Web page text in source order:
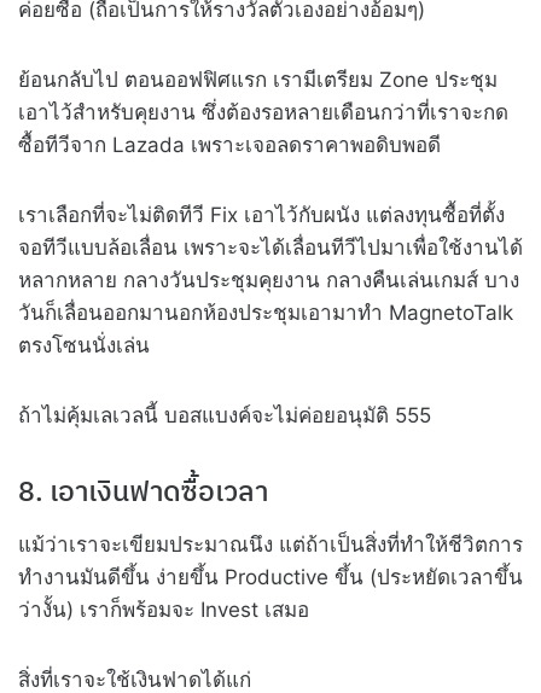
ค่อยซื้อ (ถือเป็นการให้รางวัลตัวเองอย่างอ้อมๆ)
ย้อนกลับไป ตอนออฟฟิศแรก เรามีเตรียม Zone ประชุม
เอาไว้สำหรับคุยงาน ซึ่งต้องรอหลายเดือนกว่าที่เราจะกด
ซื้อทีวีจาก Lazada เพราะเจอลดราคาพอดิบพอดี
เราเลือกที่จะไม่ติดทีวี Fix เอาไว้กับผนัง แต่ลงทุนซื้อที่ตั้ง
จอทีวีแบบล้อเลื่อน เพราะจะได้เลื่อนทีวีไปมาเพื่อใช้งานได้
หลากหลาย กลางวันประชุมคุยงาน กลางคืนเล่นเกมส์ บาง
วันก็เลื่อนออกมานอกห้องประชุมเอามาทำ MagnetoTalk
ตรงโซนนั่งเล่น
ถ้าไม่คุ้มเลเวลนี้ บอสแบงค์จะไม่ค่อยอนุมัติ 555
8. เอาเงินฟาดซื้อเวลา
แม้ว่าเราจะเขียมประมาณนึง แต่ถ้าเป็นสิ่งที่ทำให้ชีวิตการ
ทำงานมันดีขึ้น ง่ายขึ้น Productive ขึ้น (ประหยัดเวลาขึ้น
ว่างั้น) เราก็พร้อมจะ Invest เสมอ
สิ่งที่เราจะใช้เงินฟาดได้แก่